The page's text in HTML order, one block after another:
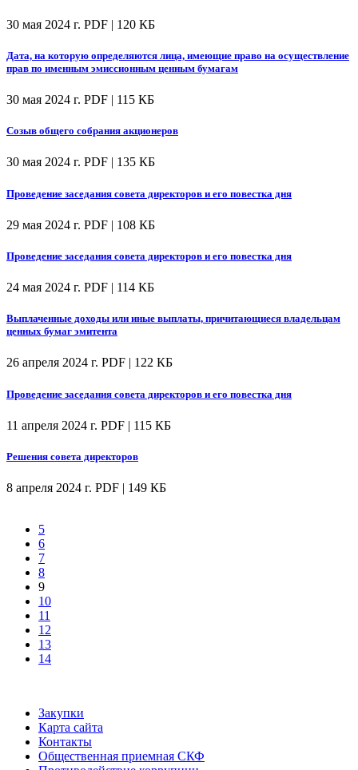
30 мая 2024 г. PDF | 120 КБ
Дата, на которую определяются лица, имеющие право на осуществление
прав по именным эмиссионным ценным бумагам
30 мая 2024 г. PDF | 115 КБ
Созыв общего собрания акционеров
30 мая 2024 г. PDF | 135 КБ
Проведение заседания совета директоров и его повестка дня
29 мая 2024 г. PDF | 108 КБ
Проведение заседания совета директоров и его повестка дня
24 мая 2024 г. PDF | 114 КБ
Выплаченные доходы или иные выплаты, причитающиеся владельцам
ценных бумаг эмитента
26 апреля 2024 г. PDF | 122 КБ
Проведение заседания совета директоров и его повестка дня
11 апреля 2024 г. PDF | 115 КБ
Решения совета директоров
8 апреля 2024 г. PDF | 149 КБ
5
6
7
8
9
10
11
12
13
14
Закупки
Карта сайта
Контакты
Общественная приемная СКФ